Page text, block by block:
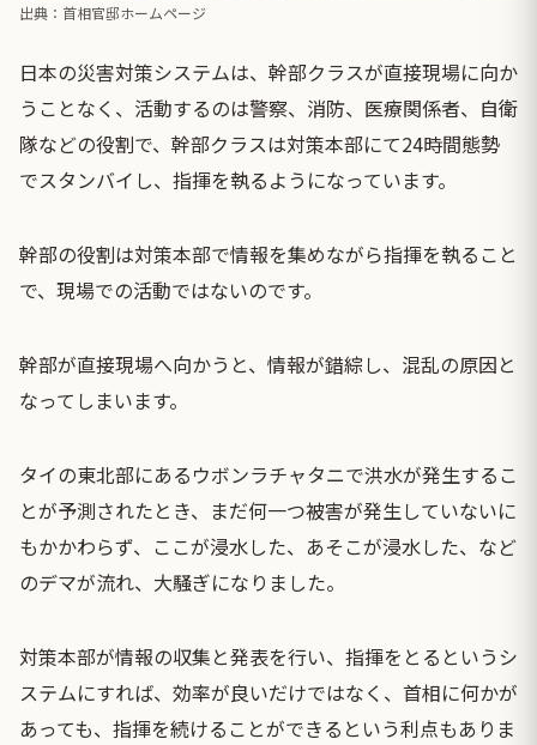
出典： 首相官邸ホームページ
日本の災害対策システムは、幹部クラスが直接現場に向か
うことなく、活動するのは警察、消防、医療関係者、自衛
隊などの役割で、幹部クラスは対策本部にて24時間態勢
でスタンバイし、指揮を執るようになっています。
幹部の役割は対策本部で情報を集めながら指揮を執ること
で、現場での活動ではないのです。
幹部が直接現場へ向かうと、情報が錯綜し、混乱の原因と
なってしまいます。
タイの東北部にあるウボンラチャタニで洪水が発生するこ
とが予測されたとき、まだ何一つ被害が発生していないに
もかかわらず、ここが浸水した、あそこが浸水した、など
のデマが流れ、大騒ぎになりました。
対策本部が情報の収集と発表を行い、指揮をとるというシ
ステムにすれば、効率が良いだけではなく、首相に何かが
あっても、指揮を続けることができるという利点もありま